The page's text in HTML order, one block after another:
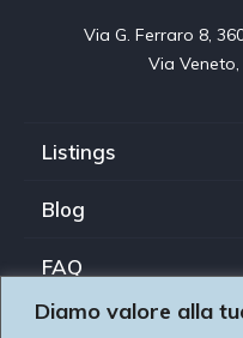
Diamo valore alla
Via G. Ferraro 8,
Via Veneto,
Listings
Blog
FAQ
Il nostro team